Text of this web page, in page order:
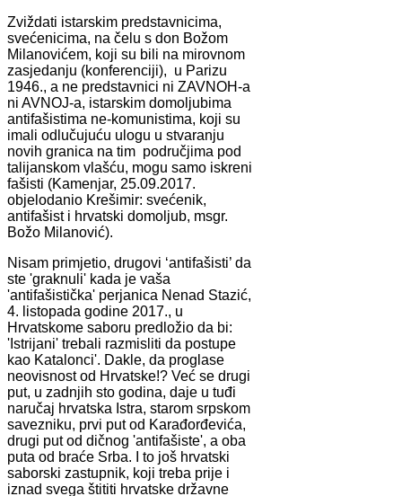
Zviždati istarskim predstavnicima,
svećenicima, na čelu s don Božom
Milanovićem, koji su bili na mirovnom
zasjedanju (konferenciji), u Parizu
1946., a ne predstavnici ni ZAVNOH-a
ni AVNOJ-a, istarskim domoljubima
antifašistima ne-komunistima, koji su
imali odlučujuću ulogu u stvaranju
novih granica na tim područjima pod
talijanskom vlašću, mogu samo iskreni
fašisti (Kamenjar, 25.09.2017.
objelodanio Krešimir: svećenik,
antifašist i hrvatski domoljub, msgr.
Božo Milanović).
Nisam primjetio, drugovi ‘antifašisti’ da
ste 'graknuli' kada je vaša
'antifašistička' perjanica Nenad Stazić,
4. listopada godine 2017., u
Hrvatskome saboru predložio da bi:
'Istrijani' trebali razmisliti da postupe
kao Katalonci'. Dakle, da proglase
neovisnost od Hrvatske!? Već se drugi
put, u zadnjih sto godina, daje u tuđi
naručaj hrvatska Istra, starom srpskom
savezniku, prvi put od Karađorđevića,
drugi put od dičnog 'antifašiste', a oba
puta od braće Srba. I to još hrvatski
saborski zastupnik, koji treba prije i
iznad svega štititi hrvatske državne